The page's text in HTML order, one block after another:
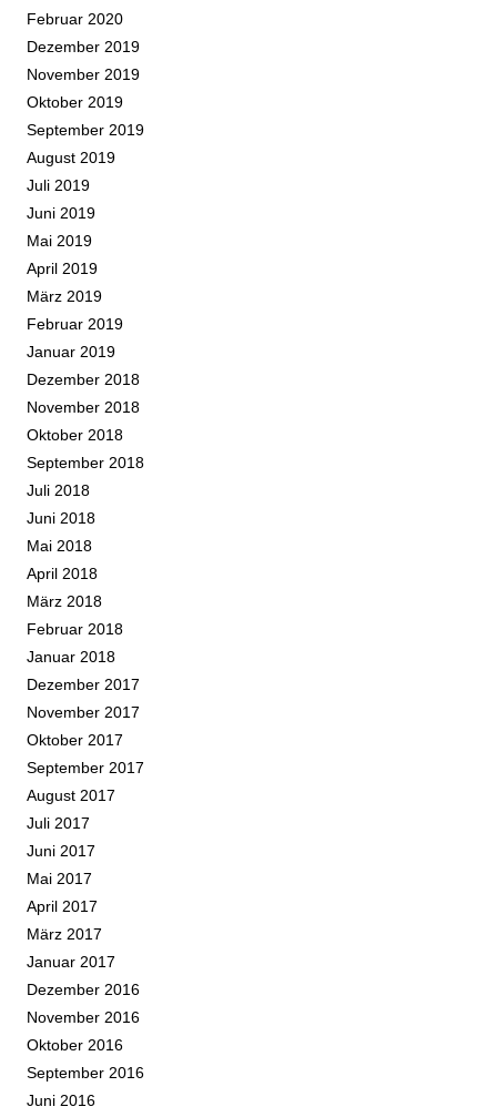
Februar 2020
Dezember 2019
November 2019
Oktober 2019
September 2019
August 2019
Juli 2019
Juni 2019
Mai 2019
April 2019
März 2019
Februar 2019
Januar 2019
Dezember 2018
November 2018
Oktober 2018
September 2018
Juli 2018
Juni 2018
Mai 2018
April 2018
März 2018
Februar 2018
Januar 2018
Dezember 2017
November 2017
Oktober 2017
September 2017
August 2017
Juli 2017
Juni 2017
Mai 2017
April 2017
März 2017
Januar 2017
Dezember 2016
November 2016
Oktober 2016
September 2016
Juni 2016